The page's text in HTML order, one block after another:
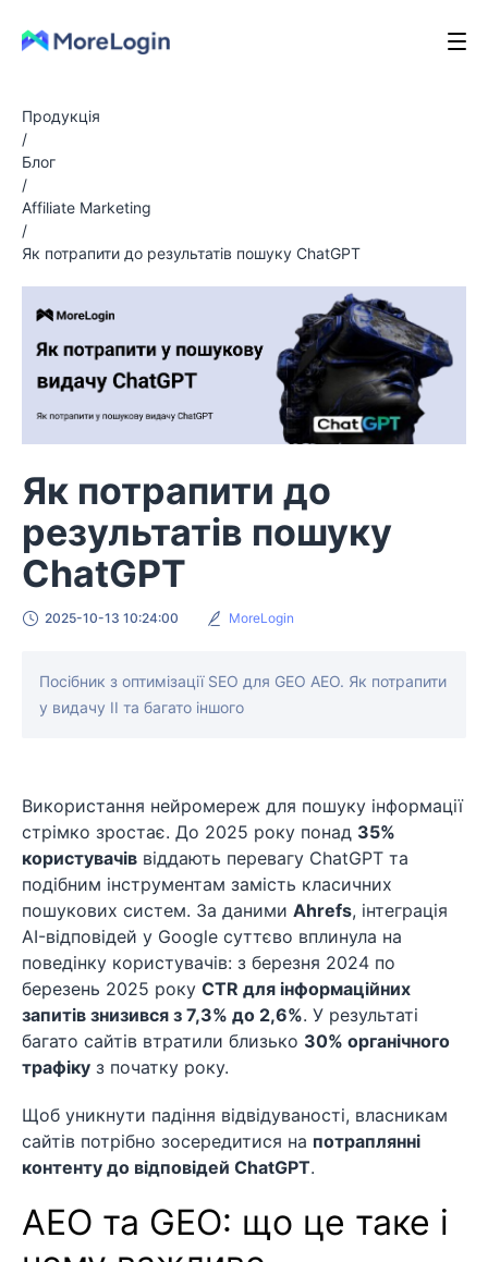
Продукція
/
Блог
/
Affiliate Marketing
/
Як потрапити до результатів пошуку ChatGPT
Як потрапити до
результатів пошуку
ChatGPT
2025-10-13 10:24:00 MoreLogin
Посібник з оптимізації SEO для GEO AEO. Як потрапити
у видачу ІІ та багато іншого
Використання нейромереж для пошуку інформації
стрімко зростає. До 2025 року понад 35%
користувачів віддають перевагу ChatGPT та
подібним інструментам замість класичних
пошукових систем. За даними Ahrefs, інтеграція
AI-відповідей у Google суттєво вплинула на
поведінку користувачів: з березня 2024 по
березень 2025 року CTR для інформаційних
запитів знизився з 7,3% до 2,6%. У результаті
багато сайтів втратили близько 30% органічного
трафіку з початку року.
Щоб уникнути падіння відвідуваності, власникам
сайтів потрібно зосередитися на потраплянні
контенту до відповідей ChatGPT.
AEO та GEO: що це таке і